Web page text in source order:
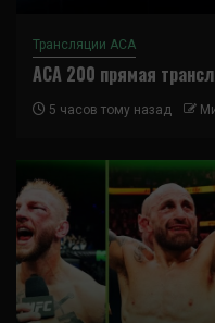
Трансляции ACA
ACA 200 прямая
5 часов тому назад